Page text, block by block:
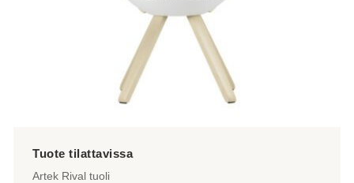
Artek Rival tuoli